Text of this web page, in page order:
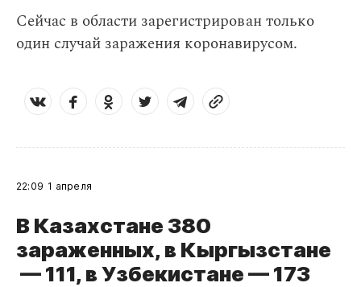
Сейчас в области зарегистрирован только
один случай заражения коронавирусом.
22:09 1 апреля
В Казахстане 380
зараженных, в Кыргызстане
— 111, в Узбекистане — 173